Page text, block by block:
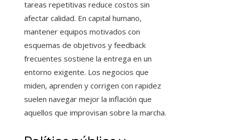
tareas repetitivas reduce costos sin
afectar calidad. En capital humano,
mantener equipos motivados con
esquemas de objetivos y feedback
frecuentes sostiene la entrega en un
entorno exigente. Los negocios que
miden, aprenden y corrigen con rapidez
suelen navegar mejor la inflación que
aquellos que improvisan sobre la marcha.